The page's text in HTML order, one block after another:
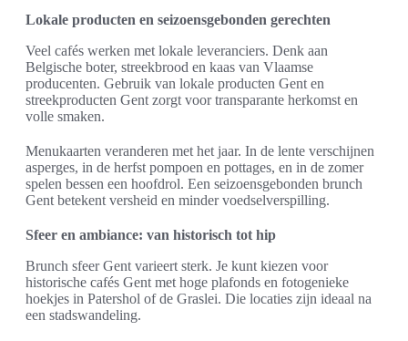
Lokale producten en seizoensgebonden gerechten
Veel cafés werken met lokale leveranciers. Denk aan
Belgische boter, streekbrood en kaas van Vlaamse
producenten. Gebruik van lokale producten Gent en
streekproducten Gent zorgt voor transparante herkomst en
volle smaken.
Menukaarten veranderen met het jaar. In de lente verschijnen
asperges, in de herfst pompoen en pottages, en in de zomer
spelen bessen een hoofdrol. Een seizoensgebonden brunch
Gent betekent versheid en minder voedselverspilling.
Sfeer en ambiance: van historisch tot hip
Brunch sfeer Gent varieert sterk. Je kunt kiezen voor
historische cafés Gent met hoge plafonds en fotogenieke
hoekjes in Patershol of de Graslei. Die locaties zijn ideaal na
een stadswandeling.